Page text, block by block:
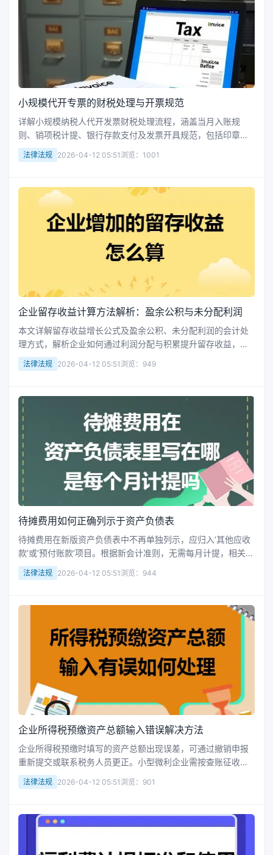
小规模代开专票的财税处理与开票规范
详解小规模纳税人代开发票财税处理流程，涵盖当月入账规
则、销项税计提、银行存款支付及发票开具规范，包括印章覆
盖要求与禁止行为，确保合规操作。
法律法规 2026-04-12 05:51 浏览：1001
企业留存收益计算方法解析：盈余公积与未分配利润
本文详解留存收益增长公式及盈余公积、未分配利润的会计处
理方式，解析企业如何通过利润分配与积累提升留存收益，提
供实用账务操作指南。
法律法规 2026-04-12 05:51 浏览：949
待摊费用如何正确列示于资产负债表
待摊费用在新版资产负债表中不再单独列示，应归入‘其他应收
款’或‘预付账款’项目。根据新会计准则，无需每月计提，相关内
容应通过特定科目核算并定期摊销，确保账务处理符合规范。
法律法规 2026-04-12 05:51 浏览：944
企业所得税预缴资产总额输入错误解决方法
企业所得税预缴时填写的资产总额出现误差，可通过撤销申报
重新提交或联系税务人员更正。小型微利企业需按查账征收方
式准确核算应纳税所得额，合理适用减免税优惠政策，确保预
缴申报合规。
法律法规 2026-04-12 05:51 浏览：901